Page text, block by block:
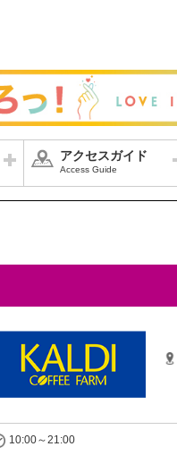
アクセスガイド
Access Guide
10:00～21:00